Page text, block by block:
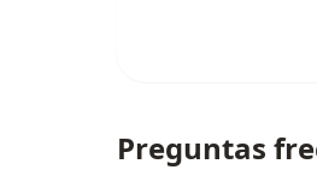
Preguntas